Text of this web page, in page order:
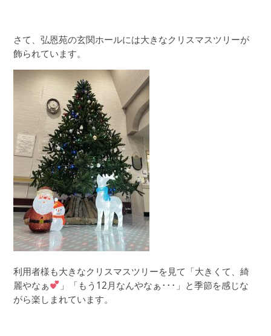
さて、弘恩苑の玄関ホールには大きなクリスマスツリーが
飾られています。
利用者様も大きなクリスマスツリーを見て「大きくて、綺
麗やなぁ
」「もう12月なんやなぁ･･･」と季節を感じな
がら楽しまれています。